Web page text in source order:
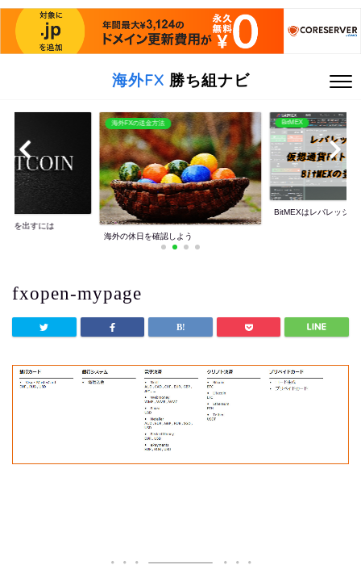
海外FX 勝ち組ナビ
益を出すには
海外FXの送金方法
海外の休日を確認しよう
BitMEX
BitMEXはレバレッジ
fxopen-mypage